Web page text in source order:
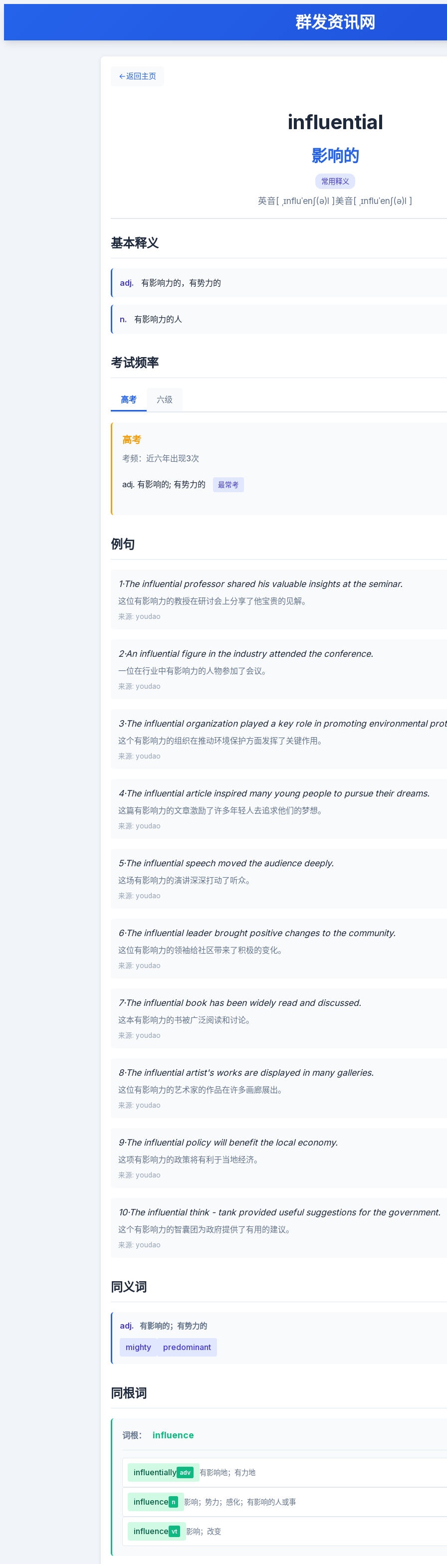
群发资讯网
←返回主页
influential
影响的
常用释义
英音[ ˌɪnfluˈenʃ(ə)l ] 美音[ ˌɪnfluˈenʃ(ə)l ]
基本释义
adj. 有影响力的，有势力的
n. 有影响力的人
考试频率
高考 六级
高考
考频：近六年出现3次
adj. 有影响的; 有势力的 最常考
例句
1·The influential professor shared his valuable insights at the seminar.
这位有影响力的教授在研讨会上分享了他宝贵的见解。
来源: youdao
2·An influential figure in the industry attended the conference.
一位在行业中有影响力的人物参加了会议。
来源: youdao
3·The influential organization played a key role in promoting environmental
这个有影响力的组织在推动环境保护方面发挥了关键作用。
来源: youdao
4·The influential article inspired many young people to pursue their dreams.
这篇有影响力的文章激励了许多年轻人去追求他们的梦想。
来源: youdao
5·The influential speech moved the audience deeply.
这场有影响力的演讲深深打动了听众。
来源: youdao
6·The influential leader brought positive changes to the community.
这位有影响力的领袖给社区带来了积极的变化。
来源: youdao
7·The influential book has been widely read and discussed.
这本有影响力的书被广泛阅读和讨论。
来源: youdao
8·The influential artist's works are displayed in many galleries.
这位有影响力的艺术家的作品在许多画廊展出。
来源: youdao
9·The influential policy will benefit the local economy.
这项有影响力的政策将有利于当地经济。
来源: youdao
10·The influential think - tank provided useful suggestions for the government.
这个有影响力的智囊团为政府提供了有用的建议。
来源: youdao
同义词
adj. 有影响的；有势力的
mighty predominant
同根词
词根： influence
influentially adv 有影响地；有力地
influence n 影响；势力；感化；有影响的人或事
influence vt 影响；改变